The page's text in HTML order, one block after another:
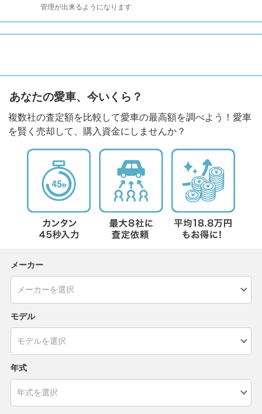
管理が出来るようになります
あなたの愛車、今いくら？
複数社の査定額を比較して愛車の最高額を調べよう！愛車
を賢く売却して、購入資金にしませんか？
メーカー
モデル
年式